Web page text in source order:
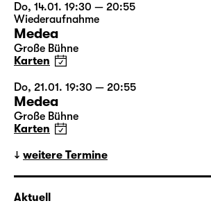
Do, 14.01. 19:30 — 20:55
Wiederaufnahme
Medea
Große Bühne
Karten
Do, 21.01. 19:30 — 20:55
Medea
Große Bühne
Karten
weitere Termine
Aktuell